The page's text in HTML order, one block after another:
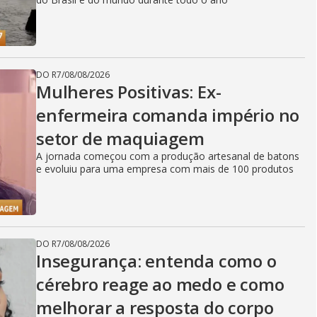
DO R7/08/08/2026
Mulheres Positivas: Ex-
enfermeira comanda império no
setor de maquiagem
A jornada começou com a produção artesanal de batons
e evoluiu para uma empresa com mais de 100 produtos
DO R7/08/08/2026
Insegurança: entenda como o
cérebro reage ao medo e como
melhorar a resposta do corpo